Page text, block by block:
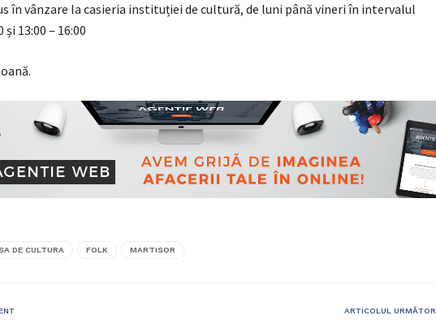
în vânzare la casieria instituției de cultură, de luni până vineri în intervalul
și 13:00 – 16:00
DE CULTURA FOLK MARTISOR
ARTICOLUL URMĂTOR